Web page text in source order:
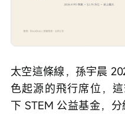
太空這條線，孫宇晨
色起源的飛行席位，
下 STEM 公益基金，